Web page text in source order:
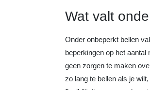
Wat valt
Onder onbeperkt bellen
beperkingen op het
geen zorgen te maken
zo lang te bellen als je